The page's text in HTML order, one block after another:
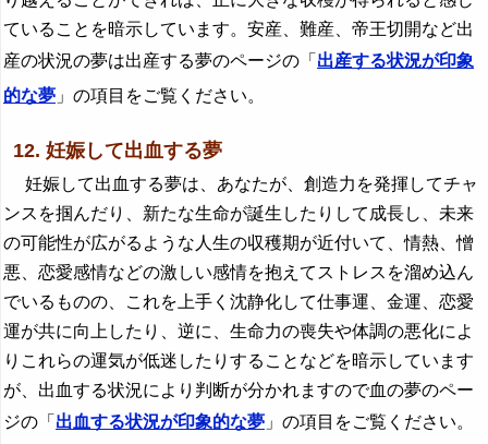
ていることを暗示しています。安産、難産、帝王切開など出
産の状況の夢は出産する夢のページの「 出産する状況が印象
的な夢 」の項目をご覧ください。
12. 妊娠して出血する夢
妊娠して出血する夢は、あなたが、創造力を発揮してチャ
ンスを掴んだり、新たな生命が誕生したりして成長し、未来
の可能性が広がるような人生の収穫期が近付いて、情熱、憎
悪、恋愛感情などの激しい感情を抱えてストレスを溜め込ん
でいるものの、これを上手く沈静化して仕事運、金運、恋愛
運が共に向上したり、逆に、生命力の喪失や体調の悪化によ
りこれらの運気が低迷したりすることなどを暗示しています
が、出血する状況により判断が分かれますので血の夢のペー
ジの「 出血する状況が印象的な夢 」の項目をご覧ください。